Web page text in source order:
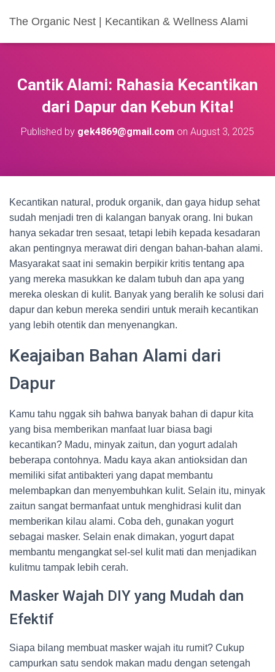
The Organic Nest | Kecantikan & Wellness Alami
Cantik Alami: Rahasia Kecantikan
dari Dapur dan Kebun Kita!
Published by gek4869@gmail.com on August 3, 2025
Kecantikan natural, produk organik, dan gaya hidup sehat
sudah menjadi tren di kalangan banyak orang. Ini bukan
hanya sekadar tren sesaat, tetapi lebih kepada kesadaran
akan pentingnya merawat diri dengan bahan-bahan alami.
Masyarakat saat ini semakin berpikir kritis tentang apa
yang mereka masukkan ke dalam tubuh dan apa yang
mereka oleskan di kulit. Banyak yang beralih ke solusi dari
dapur dan kebun mereka sendiri untuk meraih kecantikan
yang lebih otentik dan menyenangkan.
Keajaiban Bahan Alami dari
Dapur
Kamu tahu nggak sih bahwa banyak bahan di dapur kita
yang bisa memberikan manfaat luar biasa bagi
kecantikan? Madu, minyak zaitun, dan yogurt adalah
beberapa contohnya. Madu kaya akan antioksidan dan
memiliki sifat antibakteri yang dapat membantu
melembapkan dan menyembuhkan kulit. Selain itu, minyak
zaitun sangat bermanfaat untuk menghidrasi kulit dan
memberikan kilau alami. Coba deh, gunakan yogurt
sebagai masker. Selain enak dimakan, yogurt dapat
membantu mengangkat sel-sel kulit mati dan menjadikan
kulitmu tampak lebih cerah.
Masker Wajah DIY yang Mudah dan
Efektif
Siapa bilang membuat masker wajah itu rumit? Cukup
campurkan satu sendok makan madu dengan setengah